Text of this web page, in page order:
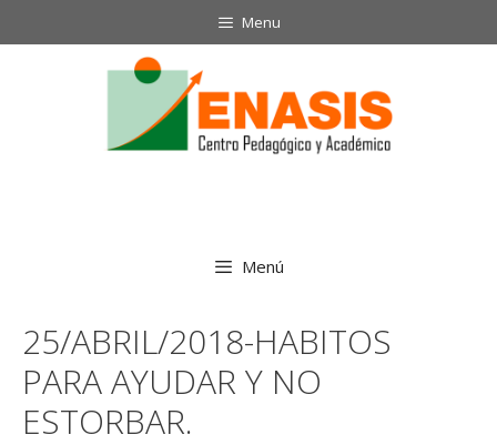
Menu
Menú
25/ABRIL/2018-HABITOS
PARA AYUDAR Y NO
ESTORBAR.